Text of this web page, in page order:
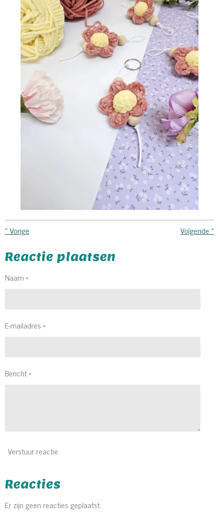
«Vorige Volgende »
Reactie plaatsen
Naam *
E-mailadres *
Bericht *
Verstuur reactie
Reacties
Er zijn geen reacties geplaatst.